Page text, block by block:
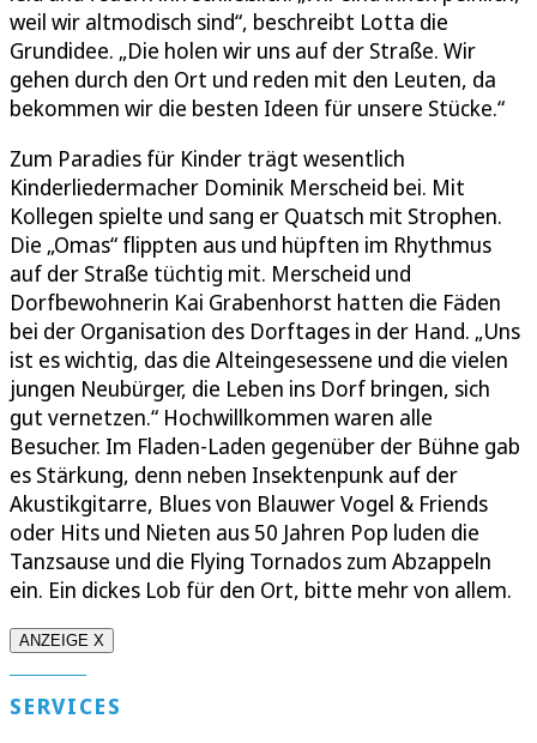
weil wir altmodisch sind“, beschreibt Lotta die
Grundidee. „Die holen wir uns auf der Straße. Wir
gehen durch den Ort und reden mit den Leuten, da
bekommen wir die besten Ideen für unsere Stücke.“
Zum Paradies für Kinder trägt wesentlich
Kinderliedermacher Dominik Merscheid bei. Mit
Kollegen spielte und sang er Quatsch mit Strophen.
Die „Omas“ flippten aus und hüpften im Rhythmus
auf der Straße tüchtig mit. Merscheid und
Dorfbewohnerin Kai Grabenhorst hatten die Fäden
bei der Organisation des Dorftages in der Hand. „Uns
ist es wichtig, das die Alteingesessene und die vielen
jungen Neubürger, die Leben ins Dorf bringen, sich
gut vernetzen.“ Hochwillkommen waren alle
Besucher. Im Fladen-Laden gegenüber der Bühne gab
es Stärkung, denn neben Insektenpunk auf der
Akustikgitarre, Blues von Blauwer Vogel & Friends
oder Hits und Nieten aus 50 Jahren Pop luden die
Tanzsause und die Flying Tornados zum Abzappeln
ein. Ein dickes Lob für den Ort, bitte mehr von allem.
ANZEIGE X
SERVICES